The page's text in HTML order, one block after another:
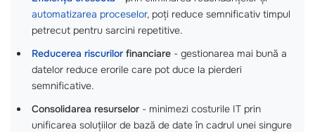
automatizarea proceselor, poți reduce semnificativ timpul
petrecut pentru sarcini repetitive.
Reducerea riscurilorfinanciare - gestionarea mai bună a
datelor reduce erorile care pot duce la pierderi
semnificative.
Consolidarea resurselor - minimezi costurile IT prin
unificarea soluțiilor de bază de date în cadrul unei singure